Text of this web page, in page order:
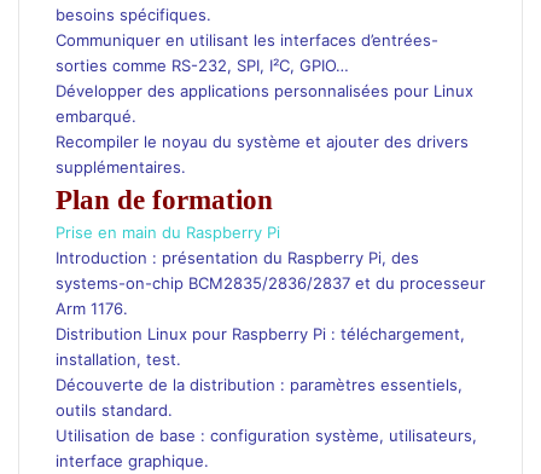
besoins spécifiques.
Communiquer en utilisant les interfaces d’entrées-
sorties comme RS-232, SPI, I²C, GPIO…
Développer des applications personnalisées pour Linux
embarqué.
Recompiler le noyau du système et ajouter des drivers
supplémentaires.
Plan de formation
Prise en main du Raspberry Pi
Introduction : présentation du Raspberry Pi, des
systems-on-chip BCM2835/2836/2837 et du processeur
Arm 1176.
Distribution Linux pour Raspberry Pi : téléchargement,
installation, test.
Découverte de la distribution : paramètres essentiels,
outils standard.
Utilisation de base : configuration système, utilisateurs,
interface graphique.